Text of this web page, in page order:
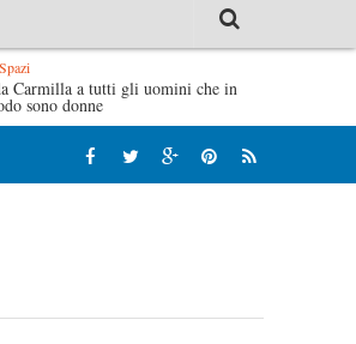
Evans
Spazi
Carmilla a tutti gli uomini che in
sono donne